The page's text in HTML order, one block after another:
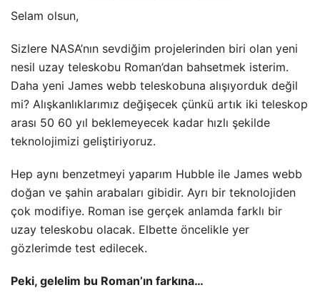
Selam olsun,
Sizlere NASA’nın sevdiğim projelerinden biri olan yeni
nesil uzay teleskobu Roman’dan bahsetmek isterim.
Daha yeni James webb teleskobuna alışıyorduk değil
mi? Alışkanlıklarımız değişecek çünkü artık iki teleskop
arası 50 60 yıl beklemeyecek kadar hızlı şekilde
teknolojimizi geliştiriyoruz.
Hep aynı benzetmeyi yaparım Hubble ile James webb
doğan ve şahin arabaları gibidir. Ayrı bir teknolojiden
çok modifiye. Roman ise gerçek anlamda farklı bir
uzay teleskobu olacak. Elbette öncelikle yer
gözlerimde test edilecek.
Peki, gelelim bu Roman’ın farkına…